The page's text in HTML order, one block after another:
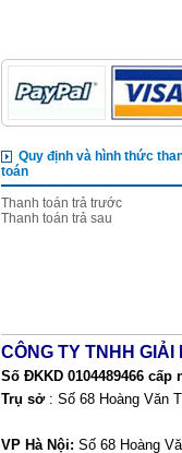
Quy định và hình thức
toán
Thanh toán trả trước
Thanh toán trả sau
CÔNG TY TNHH GIẢI
Số ĐKKD 0104489466
Trụ sở : Số 68 Hoàng Văn
VP Hà Nội: Số 68 Hoàng